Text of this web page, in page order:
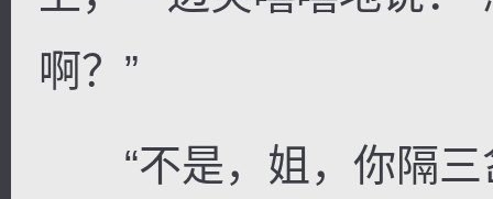
啊？”
“不是，姐，你隔三